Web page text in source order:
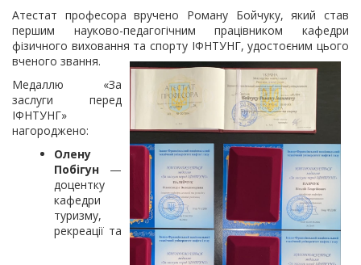
Атестат професора вручено Роману Бойчуку, який став
першим науково-педагогічним працівником кафедри
фізичного виховання та спорту ІФНТУНГ, удостоєним цього
вченого звання.
Медаллю «За
заслуги перед
ІФНТУНГ»
нагороджено:
Олену
Побігун —
доцентку
кафедри
туризму,
рекреації та